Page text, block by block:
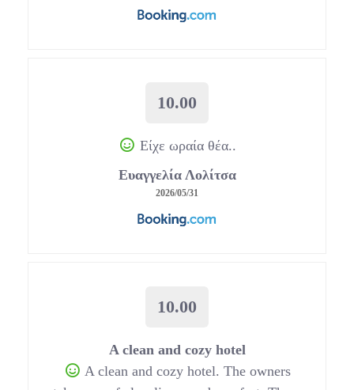
10.00
Είχε ωραία θέα..
Ευαγγελία Λολίτσα
2026/05/31
10.00
A clean and cozy hotel
A clean and cozy hotel. The owners